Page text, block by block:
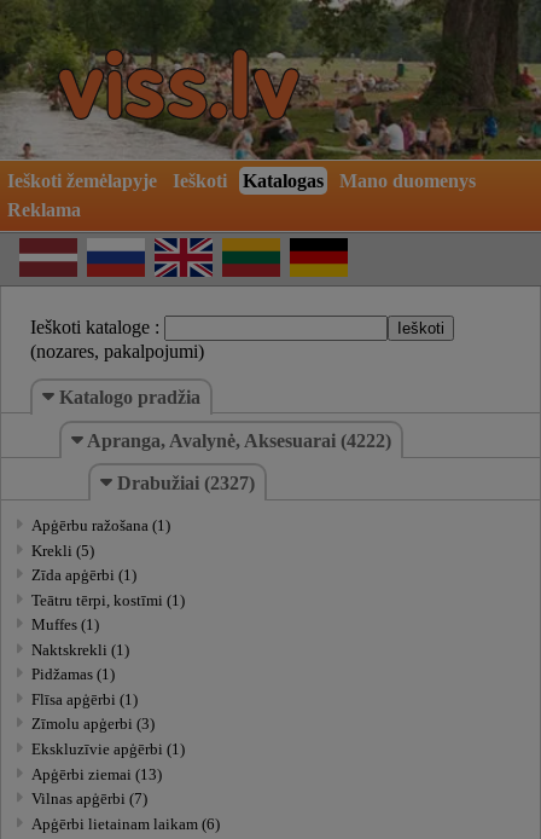
Ieškoti žemėlapyje Ieškoti Katalogas
Mano duomenys
Reklama
Ieškoti kataloge :
(nozares, pakalpojumi)
Katalogo pradžia
Apranga, Avalynė, Aksesuarai (4222)
Drabužiai (2327)
Apģērbu ražošana (1)
Krekli (5)
Zīda apģērbi (1)
Teātru tērpi, kostīmi (1)
Muffes (1)
Naktskrekli (1)
Pidžamas (1)
Flīsa apģērbi (1)
Zīmolu apģerbi (3)
Ekskluzīvie apģērbi (1)
Apģērbi ziemai (13)
Vilnas apģērbi (7)
Apģērbi lietainam laikam (6)